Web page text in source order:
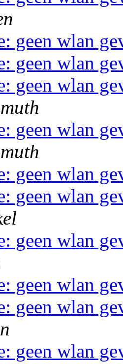
geen wlan
geen wlan
geen wlan
geen wlan
geen wlan
geen wlan
geen wlan
geen wlan
geen wlan
geen wlan